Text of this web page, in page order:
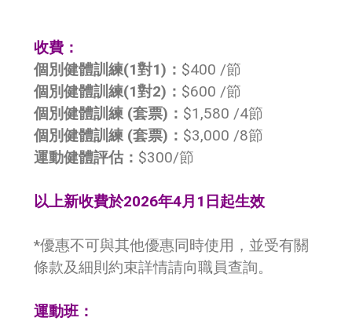
收費：
個別健體訓練(1對1)： $400 /節
個別健體訓練(1對2)： $600 /節
個別健體訓練 (套票)： $1,580 /4節
個別健體訓練 (套票)： $3,000 /8節
運動健體評估： $300/節
以上新收費於2026年4月1日起生效
*優惠不可與其他優惠同時使用，並受有關
條款及細則約束詳情請向職員查詢。
運動班：